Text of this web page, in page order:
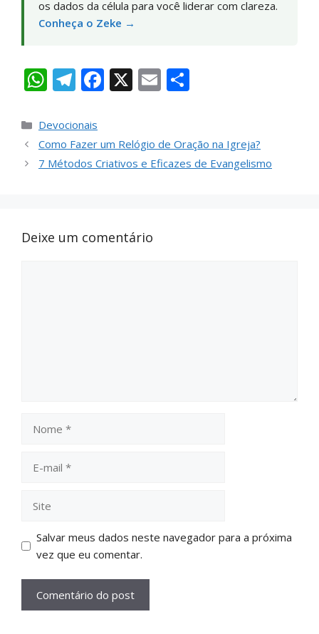
os dados da célula para você liderar com clareza.
Conheça o Zeke →
W
at
s
A
T
e
gr
a
F
b
o
X E
l e
Devocionais
Como Fazer um Relógio de Oração na Igreja?
7 Métodos Criativos e Eficazes de Evangelismo
Deixe um comentário
Salvar meus dados neste navegador para a próxima
vez que eu comentar.